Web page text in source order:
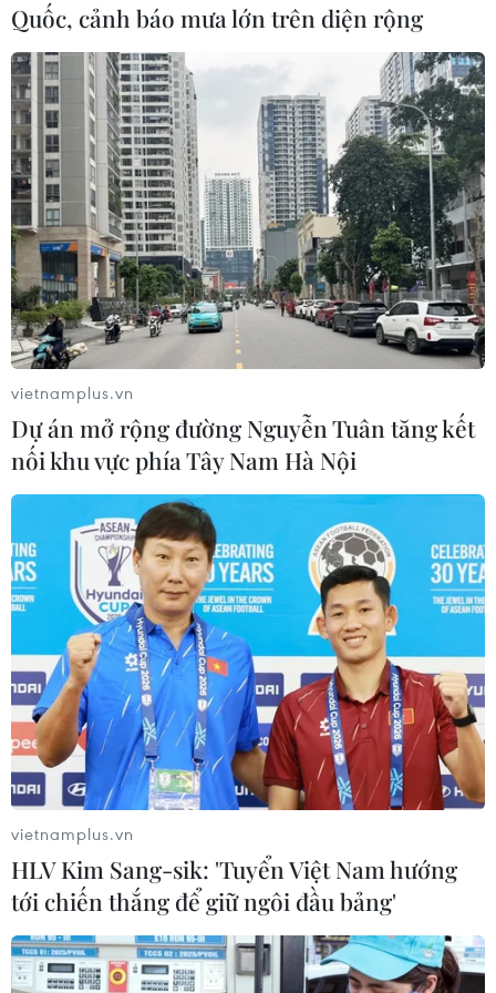
(TTXVN/Vietnam+)
#Tiệc ngắm hoa anh đào #Nhật Bản
#Hoa anh đào
#Vườn quốc gia Shinjuku Gyoen
#Chính phủ Nhật Bản
#Ngân sách tổ chức
#Shinzo Abe Nhật Bản
Theo dõi VietnamPlus
TIN LIÊN QUAN
Quốc, cảnh báo mưa lớn trên diện rộng
vietnamplus.vn
Dự án mở rộng đường Nguyễn Tuân tăng kết
nối khu vực phía Tây Nam Hà Nội
vietnamplus.vn
HLV Kim Sang-sik: 'Tuyển Việt Nam hướng
tới chiến thắng để giữ ngôi đầu bảng'